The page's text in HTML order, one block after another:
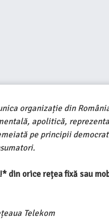
organizație din
apolitică,
pe principii
din orice rețea fixă sau
Telekom